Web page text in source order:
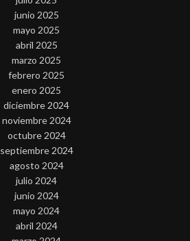
junio 2025
mayo 2025
abril 2025
marzo 2025
febrero 2025
enero 2025
diciembre 2024
noviembre 2024
octubre 2024
septiembre 2024
agosto 2024
julio 2024
junio 2024
mayo 2024
abril 2024